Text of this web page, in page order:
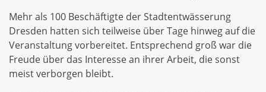
Mehr als 100 Beschäftigte der Stadtentwässerung
Dresden hatten sich teilweise über Tage hinweg auf die
Veranstaltung vorbereitet. Entsprechend groß war die
Freude über das Interesse an ihrer Arbeit, die sonst
meist verborgen bleibt.